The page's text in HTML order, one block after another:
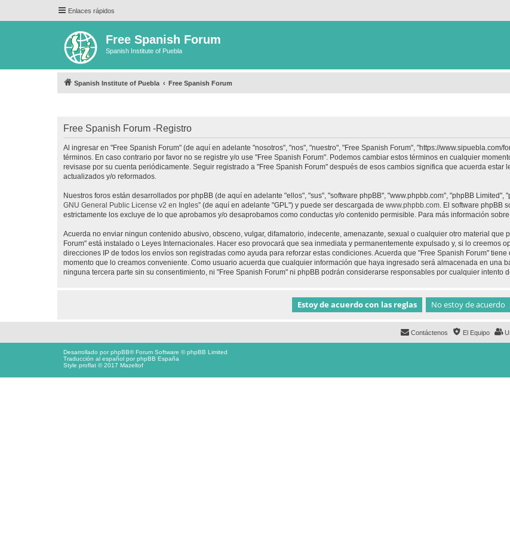
Enlaces rápidos
Free Spanish Forum
Spanish Institute of Puebla
Spanish Institute of Puebla Free Spanish Forum
Free Spanish Forum -Registro
Al ingresar en "Free Spanish Forum" (de aquí en adelante "nosotros", "nos", "nuestro", "Free Spanish Forum", "https://
términos. En caso contrario por favor no se registre y/o use "Free Spanish Forum". Podemos cambiar estos términos en cualquier
revisase por su cuenta periódicamente. Seguir registrado a "Free Spanish Forum" después de esos cambios significa que acuerda estar
actualizados y/o reformados.
Nuestros foros están desarrollados por phpBB (de aquí en adelante "ellos", "sus", "software phpBB", "www.phpbb.com", "phpBB
GNU General Public License v2 en Ingles” (de aquí en adelante "GPL") y puede ser descargada de www.phpbb.com . El software phpBB
estrictamente los excluye de lo que aprobamos y/o desaprobamos como conductas y/o contenido permisible. Para más información
Acuerda no enviar ningun contenido abusivo, obsceno, vulgar, difamatorio, indecente, amenazante, sexual o cualquier otro material
Forum" está instalado o Leyes Internacionales. Hacer eso provocará que sea inmediata y permanentemente expulsado y, si lo creemos
direcciones IP de todos los envíos son registradas como ayuda para reforzar estas condiciones. Acuerda que "Free Spanish Forum"
momento que lo creamos conveniente. Como usuario acuerda que cualquier información que haya ingresado será almacenada en una
ninguna tercera parte sin su consentimiento, ni "Free Spanish Forum" ni phpBB podrán considerarse responsables por cualquier intento
El Equipo
Contáctenos
Desarrollado porphpBB® Forum Software © phpBB Limited
Traducción al español porphpBB España
Style proflat © 2017 Mazeltof